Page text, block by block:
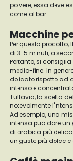
polvere, essa deve
come al bar.
Macchine
Per questo prodotto,
di 3-5 minuti, a
Pertanto, si
medio-fine. In
delicato rispetto ad
intenso e
Tuttavia, la scelta
notevolmente
Ad esempio, una
intensa può dare un
di arabica più
un gusto più dolce e